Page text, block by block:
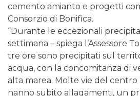
cemento amianto e progetti
Consorzio di Bonifica.
“Durante le eccezionali
settimana – spiega l’Assessore
tre ore sono precipitati sul
acqua, con la concomitanza di
alta marea. Molte vie del centro
hanno subito allagamenti, un